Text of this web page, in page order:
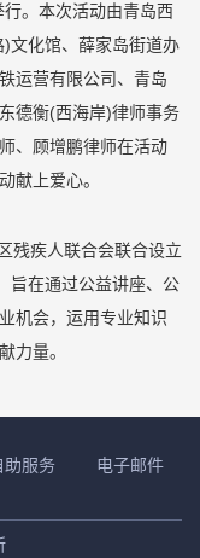
。本次活动由青岛西
文化馆、薛家岛街道办
运营有限公司、青岛
德衡(西海岸)律师事务
、顾增鹏律师在活动
献上爱心。
疾人联合会联合设立
旨在通过公益讲座、公
机会，运用专业知识
力量。
助服务
电子邮件